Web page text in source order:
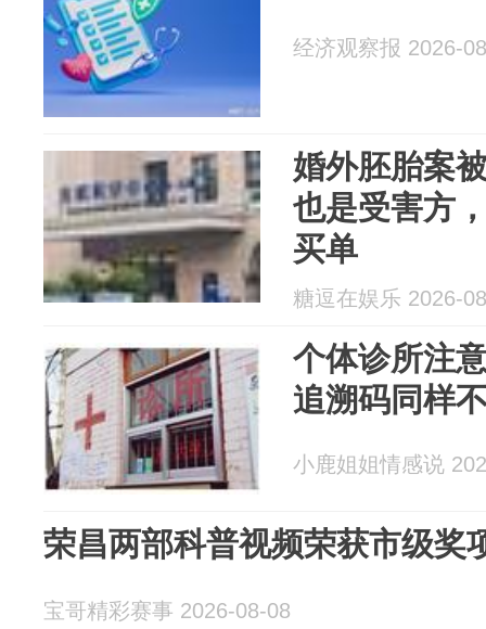
经济观察报 2026-
婚外胚胎案
也是受害方
买单
糖逗在娱乐 2026-
个体诊所注
追溯码同样
小鹿姐姐情感说
荣昌两部科普视频荣获市级奖
宝哥精彩赛事 2026-08-08